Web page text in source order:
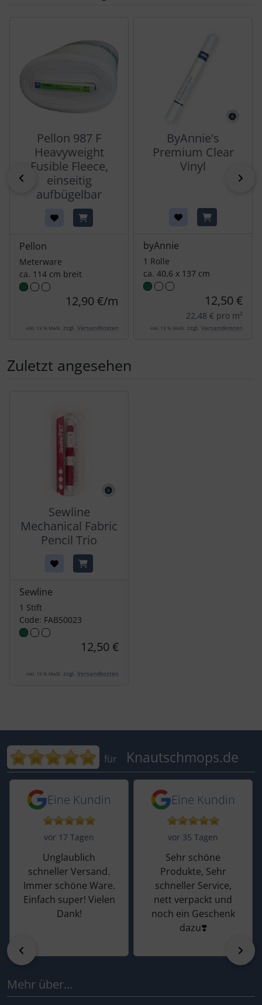
zurück
Pellon 987 F
Heavyweight
Fusible Fleece,
einseitig
aufbügelbar
Pellon
Meterware
ca. 114 cm breit
12,90 €/m
inkl. 19 % MwSt. zzgl. Versandkosten
ByAnnie's
Premium Clear
Vinyl
byAnnie
1 Rolle
ca. 40,6 x 137 cm
12,50 €
22,48 € pro m²
inkl. 19 % MwSt. zzgl. Versandkosten
Zuletzt angesehen
Sewline
Mechanical Fabric
Pencil Trio
Sewline
1 Stift
Code: FAB50023
12,50 €
inkl. 19 % MwSt. zzgl. Versandkosten
Bewertungen für Knautschmops.de:
für Knautschmops.de
5 von 5 Sternen von einer Kundin vor
Eine Kundin
vor 17 Tagen
Unglaublich
schneller Versand.
Immer schöne Ware.
Einfach super! Vielen
Dank!
5 von 5 Sternen
Eine Kundin
vor 35 Tagen
Sehr schöne
Produkte, Sehr
schneller Service,
nett verpackt und
noch ein Geschenk
dazu❣️
vor
Mehr über...